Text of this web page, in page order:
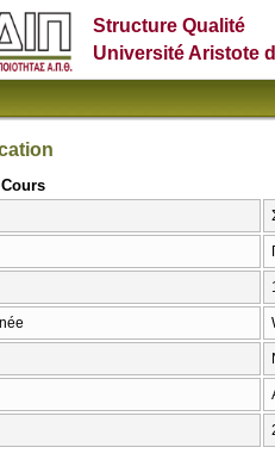
Structure Qualité
Université Aristote